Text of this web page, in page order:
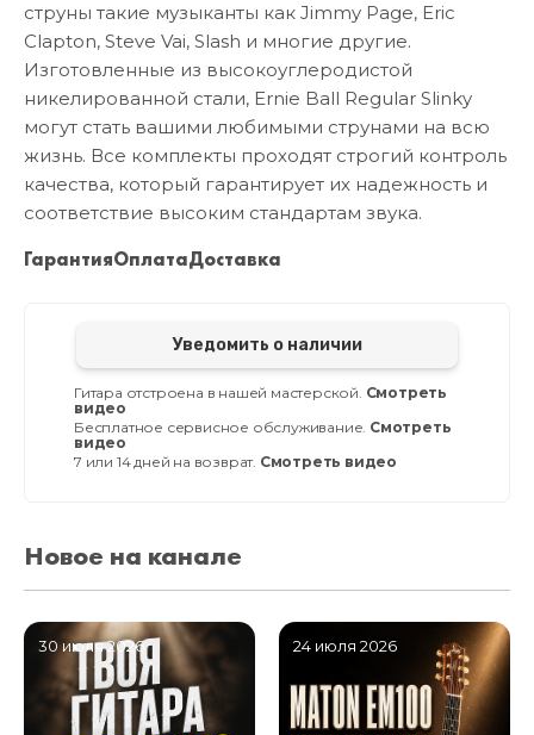
струны такие музыканты как Jimmy Page, Eric
Clapton, Steve Vai, Slash и многие другие.
Изготовленные из высокоуглеродистой
никелированной стали, Ernie Ball Regular Slinky
могут стать вашими любимыми струнами на всю
жизнь. Все комплекты проходят строгий контроль
качества, который гарантирует их надежность и
соответствие высоким стандартам звука.
ГарантияОплатаДоставка
Уведомить о наличии
Гитара отстроена в нашей мастерской. Смотреть
видео
Бесплатное сервисное обслуживание. Смотреть
видео
7 или 14 дней на возврат. Смотреть видео
Новое на канале
30 июля 2026 24 июля 2026